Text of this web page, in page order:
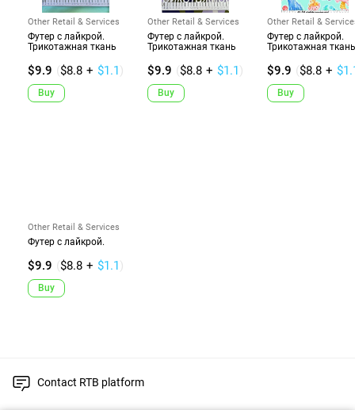
Other Retail & Services
Футер с лайкрой.
Трикотажная ткань
$9.9 ($8.8 + $1.1 )
Buy
Other Retail & Services
Футер с лайкрой.
Трикотажная ткань
$9.9 ($8.8 + $1.1 )
Buy
Other Retail &
Футер с лайкрой.
Трикотажная ткань
$9.9 ($8.8 +
Buy
Other Retail & Services
Футер с лайкрой.
$9.9 ($8.8 + $1.1 )
Buy
Contact RTB platform